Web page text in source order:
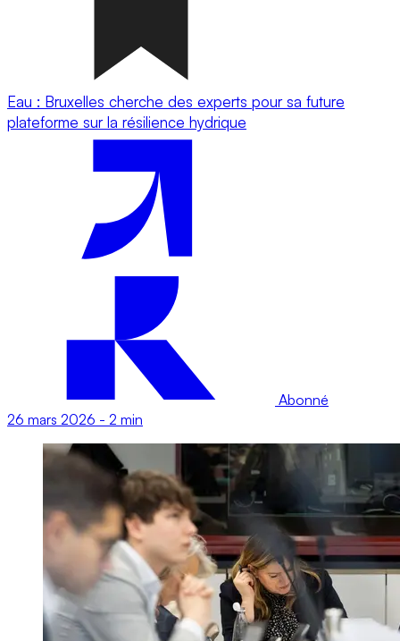
Eau : Bruxelles cherche des experts pour sa future
plateforme sur la résilience hydrique
Abonné
26 mars 2026 - 2 min